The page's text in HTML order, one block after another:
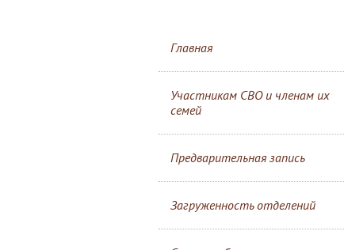
Главная
Участникам СВО и членам их
семей
Предварительная запись
Загруженность отделений